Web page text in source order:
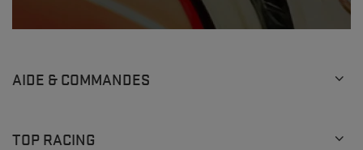
AIDE & COMMANDES
TOP RACING